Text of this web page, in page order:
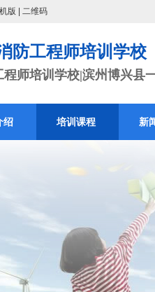
版 二维码
防工程师培训学校
师培训学校|滨州博兴县
绍 培训课程 新